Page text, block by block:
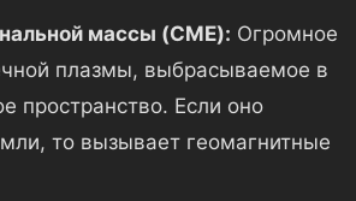
массы (CME): Огромное
плазмы, выбрасываемое в
пространство. Если оно
то вызывает геомагнитные